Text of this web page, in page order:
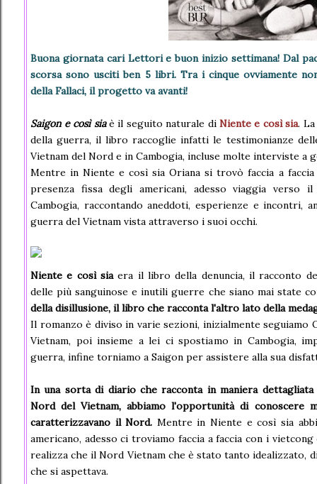
Buona giornata cari Lettori e buon inizio settimana! Dal
scorsa sono usciti ben 5 libri. Tra i cinque ovviamente
della Fallaci, il progetto va avanti!
Saigon e così siaè il seguito naturale di Niente e così sia. La
della guerra, il libro raccoglie infatti le testimonianze
Vietnam del Nord e in Cambogia, incluse molte interviste
Mentre in Niente e così sia Oriana si trovò faccia a
presenza fissa degli americani, adesso viaggia verso
Cambogia, raccontando aneddoti, esperienze e incontri,
guerra del Vietnam vista attraverso i suoi occhi.
Niente e così siaera il libro della denuncia, il racconto
delle più sanguinose e inutili guerre che siano mai state
della disillusione, il libro che racconta l'altro lato della
Il romanzo è diviso in varie sezioni, inizialmente seguiamo
Vietnam, poi insieme a lei ci spostiamo in Cambogia,
guerra, infine torniamo a Saigon per assistere alla sua
In una sorta di diario che racconta in maniera
Nord del Vietnam, abbiamo l'opportunità di conoscere
caratterizzavano il Nord. Mentre in Niente e così sia
americano, adesso ci troviamo faccia a faccia con i
realizza che il Nord Vietnam che è stato tanto idealizzato,
che si aspettava.